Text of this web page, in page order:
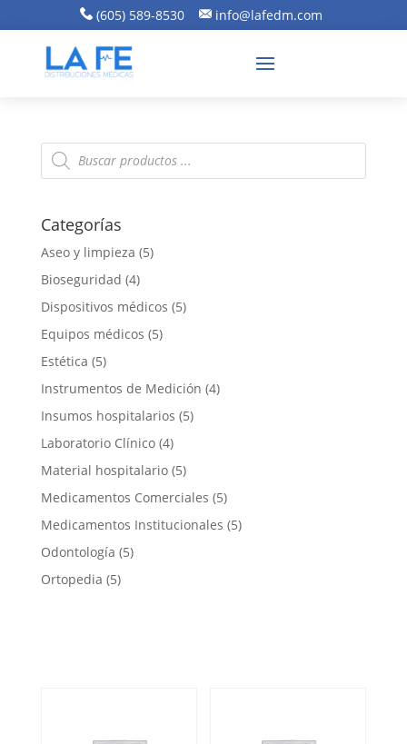
(605) 589-8530 info@lafedm.com
Búsqueda
de
productos
Categorías
Aseo y limpieza (5)
Bioseguridad (4)
Dispositivos médicos (5)
Equipos médicos (5)
Estética (5)
Instrumentos de Medición (4)
Insumos hospitalarios (5)
Laboratorio Clínico (4)
Material hospitalario (5)
Medicamentos Comerciales (5)
Medicamentos Institucionales (5)
Odontología (5)
Ortopedia (5)